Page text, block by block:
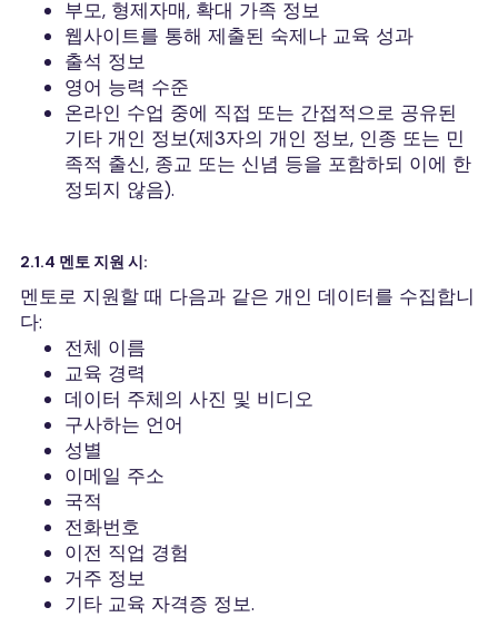
부모, 형제자매, 확대 가족 정보
웹사이트를 통해 제출된 숙제나 교육 성과
출석 정보
영어 능력 수준
온라인 수업 중에 직접 또는 간접적으로 공유된
기타 개인 정보(제3자의 개인 정보, 인종 또는 민
족적 출신, 종교 또는 신념 등을 포함하되 이에 한
정되지 않음).
2.1.4 멘토 지원 시:
멘토로 지원할 때 다음과 같은 개인 데이터를 수집합니
다:
전체 이름
교육 경력
데이터 주체의 사진 및 비디오
구사하는 언어
성별
이메일 주소
국적
전화번호
이전 직업 경험
거주 정보
기타 교육 자격증 정보.